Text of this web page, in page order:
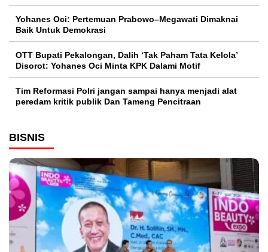
Yohanes Oci: Pertemuan Prabowo–Megawati Dimaknai
Baik Untuk Demokrasi
OTT Bupati Pekalongan, Dalih ‘Tak Paham Tata Kelola’
Disorot: Yohanes Oci Minta KPK Dalami Motif
Tim Reformasi Polri jangan sampai hanya menjadi alat
peredam kritik publik Dan Tameng Pencitraan
BISNIS